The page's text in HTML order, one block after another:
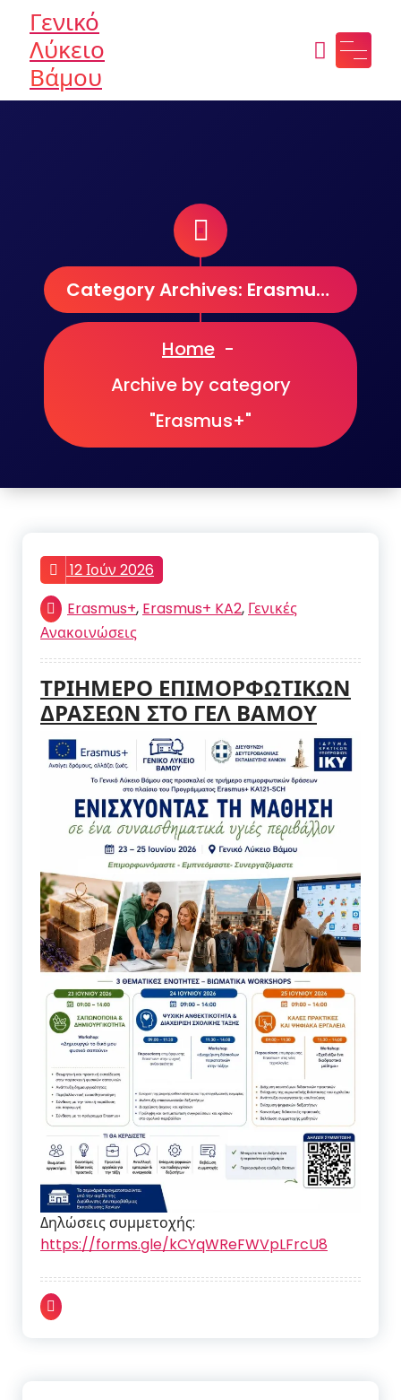
content
Γενικό
Λύκειο
Βάμου
Category Archives: Erasmus+
Home -
Archive by category
"Erasmus+"
12 Ιούν 2026
Erasmus+, Erasmus+ KA2, Γενικές
Ανακοινώσεις
ΤΡΙΗΜΕΡΟ ΕΠΙΜΟΡΦΩΤΙΚΩΝ
ΔΡΑΣΕΩΝ ΣΤΟ ΓΕΛ ΒΑΜΟΥ
Δηλώσεις συμμετοχής:
https://forms.gle/kCYqWReFWVpLFrcU8